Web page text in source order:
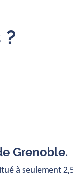
Grenoble.
à seulement